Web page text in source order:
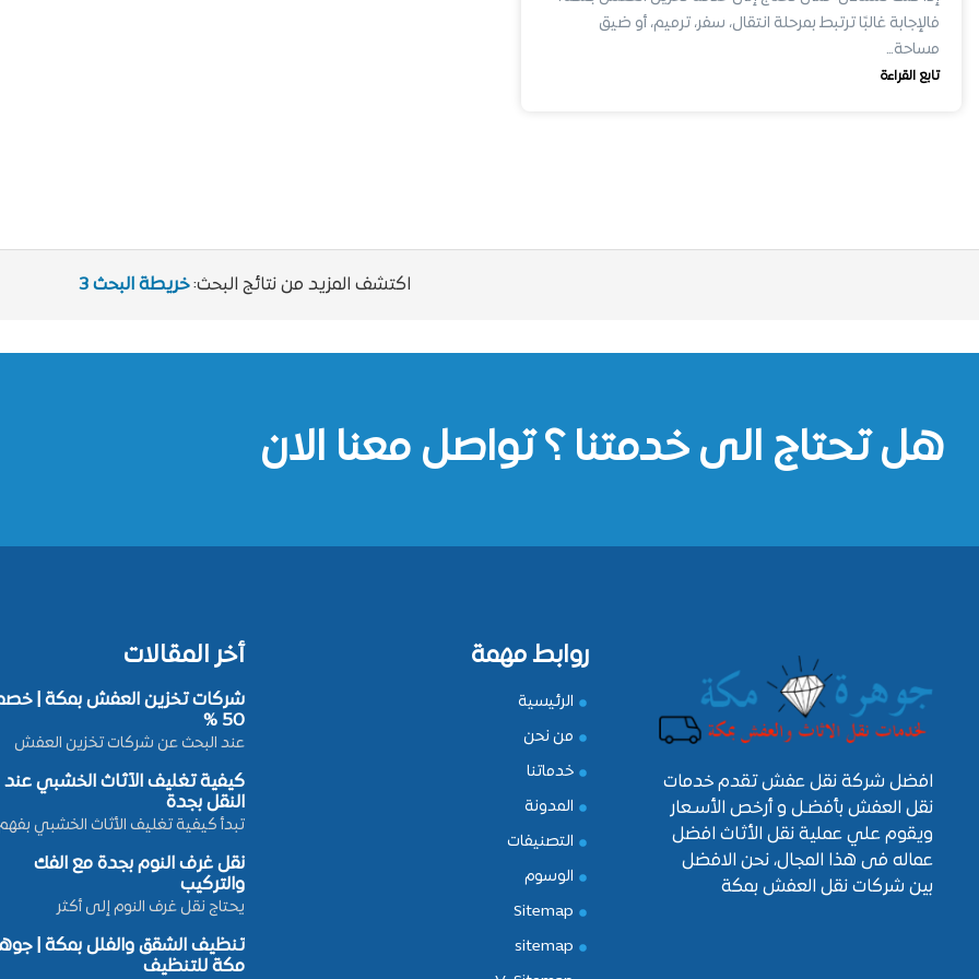
فالإجابة غالبًا ترتبط بمرحلة انتقال، سفر، ترميم، أو ضيق
مساحة…
تابع القراءة
اكتشف المزيد من نتائج البحث:خريطة البحث 3
هل تحتاج الى خدمتنا ؟ تواصل معنا الان
افضل شركة نقل عفش تقدم خدمات
نقل العفش بأفضـل و أرخص الأسـعار
ويقوم علي عملية نقل الأثاث افضل
عماله فى هذا المجال، نحن الافضل
بين شركات نقل العفش بمكة
روابط مهمة
الرئيسية
من نحن
خدماتنا
المدونة
التصنيفات
الوسوم
Sitemap
sitemap
أخر المقالات
شركات تخزين العفش بمكة |
50 %
عند البحث عن شركات تخزين العفش
كيفية تغليف الأثاث الخشبي عند
النقل بجدة
تبدأ كيفية تغليف الأثاث الخشبي
نقل غرف النوم بجدة مع الفك
والتركيب
يحتاج نقل غرف النوم إلى أكثر
تنظيف الشقق والفلل بمكة |
مكة للتنظيف